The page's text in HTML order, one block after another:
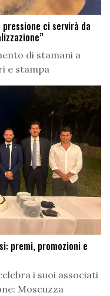
ci servirà da
di stamani a
e stampa
premi, promozioni e
i suoi associati
Moscuzza